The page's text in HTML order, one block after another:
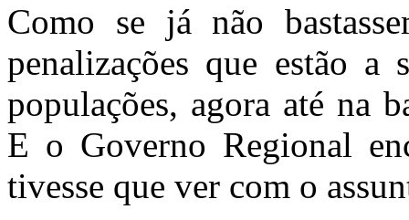
Como se já não
penalizações que estão a
populações, agora até na
E o Governo Regional
tivesse que ver com o